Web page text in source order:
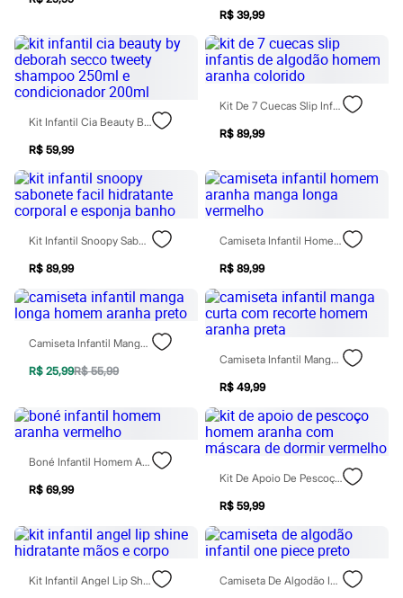
Todos os produtos
Em alta
Arrumadinho para os meninos
Romântico para as meninas
Inverno
Roupas menina
0 a 24 meses
1 a 5 anos
4 a 12 anos
10 a 16 anos
Roupas menino
0 a 24 meses
1 a 5 anos
10 a 16 anos
Acessórios
Recém-nascido
Bolsas e Mochilas
Chapéus
Calçados
Botas
Chinelos
Rasteirinhas
Sandálias
Diversão
Marcas
Baby Club
Miss Fifteen
Palomino
Moda íntima
Calcinhas
R$ 39,99
Kit Infantil Cia Beauty By Deborah Secco Tweety Shampoo 250ml E Condicionador 200ml
R$ 59,99
Kit De 7 Cuecas Slip Infantis De Algodão Homem Aranha Colorido
R$ 89,99
Kit Infantil Snoopy Sabonete Facil Hidratante Corporal E Esponja Banho
R$ 89,99
Camiseta Infantil Homem Aranha Manga Longa Vermelho
R$ 89,99
Camiseta Infantil Manga Longa Homem Aranha Preto
R$ 25,99R$ 55,99
Camiseta Infantil Manga Curta Com Recorte Homem Aranha Preta
R$ 49,99
Boné Infantil Homem Aranha Vermelho
R$ 69,99
Kit De Apoio De Pescoço Homem Aranha Com Máscara De Dormir Vermelho
R$ 59,99
Kit Infantil Angel Lip Shine Hidratante Mãos E Corpo Camiseta De Algodão Infantil One Piece Preto